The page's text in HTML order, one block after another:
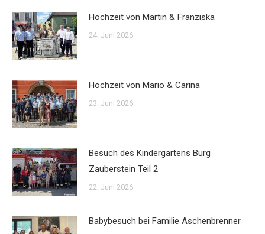
Hochzeit von Martin & Franziska
24. Juni 2026
Hochzeit von Mario & Carina
23. Juni 2026
Besuch des Kindergartens Burg
Zauberstein Teil 2
22. Juni 2026
Babybesuch bei Familie Aschenbrenner